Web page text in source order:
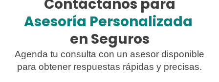
Contáctanos para
Asesoría Personalizada
en Seguros
Agenda tu consulta con un asesor disponible
para obtener respuestas rápidas y precisas.